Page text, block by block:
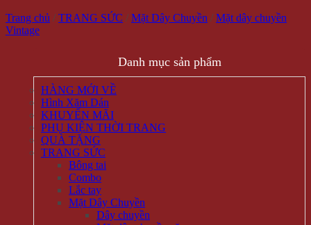
Trang chủ / TRANG SỨC / Mặt Dây Chuyền / Mặt dây chuyền
Vintage
Danh mục sản phẩm
HÀNG MỚI VỀ
Hình Xăm Dán
KHUYẾN MÃI
PHỤ KIỆN THỜI TRANG
QUÀ TẶNG
TRANG SỨC
Bông tai
Combo
Lắc tay
Mặt Dây Chuyền
Dây chuyền